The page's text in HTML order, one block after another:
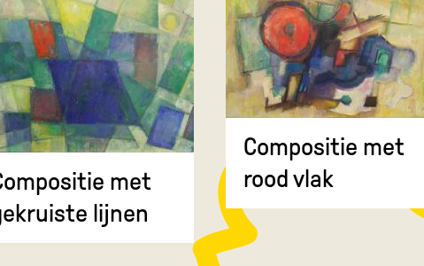
met
lijnen
Compositie met
rood vlak